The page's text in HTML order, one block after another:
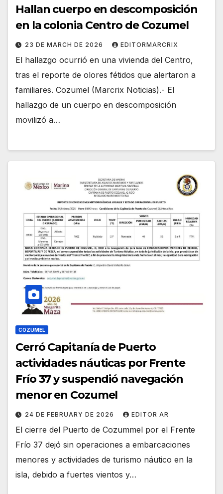
Hallan cuerpo en descomposición
en la colonia Centro de Cozumel
23 DE MARCH DE 2026 EDITORMARCRIX
El hallazgo ocurrió en una vivienda del Centro,
tras el reporte de olores fétidos que alertaron a
familiares. Cozumel (Marcrix Noticias).- El
hallazgo de un cuerpo en descomposición
movilizó a…
COZUMEL
Cerró Capitanía de Puerto
actividades náuticas por Frente
Frío 37 y suspendió navegación
menor en Cozumel
24 DE FEBRUARY DE 2026 EDITOR AR
El cierre del Puerto de Cozummel por el Frente
Frío 37 dejó sin operaciones a embarcaciones
menores y actividades de turismo náutico en la
isla, debido a fuertes vientos y…